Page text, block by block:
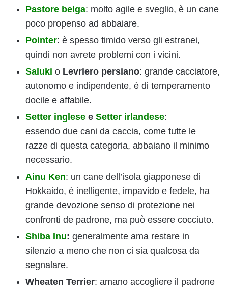
Pastore belga: molto agile e sveglio, è un cane
poco propenso ad abbaiare.
Pointer: è spesso timido verso gli estranei,
quindi non avrete problemi con i vicini.
Saluki o Levriero persiano: grande cacciatore,
autonomo e indipendente, è di temperamento
docile e affabile.
Setter inglese e Setter irlandese:
essendo due cani da caccia, come tutte le
razze di questa categoria, abbaiano il minimo
necessario.
Ainu Ken: un cane dell’isola giapponese di
Hokkaido, è inelligente, impavido e fedele, ha
grande devozione senso di protezione nei
confronti de padrone, ma può essere cocciuto.
Shiba Inu: generalmente ama restare in
silenzio a meno che non ci sia qualcosa da
segnalare.
Wheaten Terrier: amano accogliere il padrone